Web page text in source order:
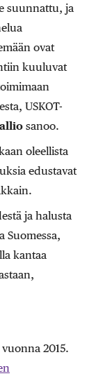
suunnattu, ja
ovat
kuuluvat
USKOT-
sanoo.
oleellista
edustavat
ja halusta
Suomessa,
kantaa
2015.